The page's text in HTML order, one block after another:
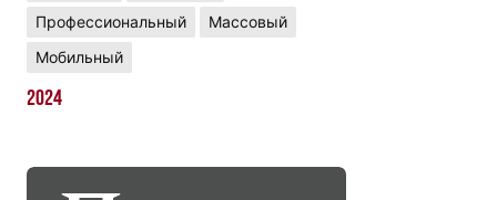
Профессиональный
Массовый
Мобильный
2024